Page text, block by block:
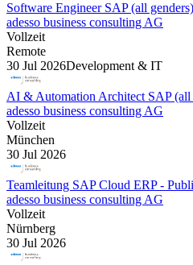
Software Engineer SAP (all genders)
adesso business consulting AG
Vollzeit
Remote
30 Jul 2026Development & IT
AI & Automation Architect SAP (all
adesso business consulting AG
Vollzeit
München
30 Jul 2026
Teamleitung SAP Cloud ERP -
adesso business consulting AG
Vollzeit
Nürnberg
30 Jul 2026